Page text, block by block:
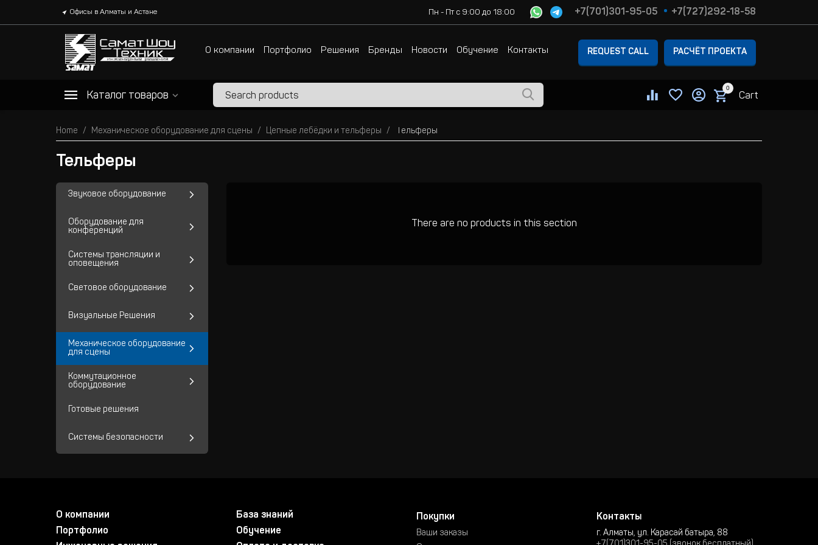
Офисы в Алматы и Астане Пн - Пт с 9:00 до 18:00 +7(701)301-95-05 +7(727)292-18-58
О компании Портфолио Решения Бренды Новости Обучение Контакты REQUEST CALL РАСЧЁТ ПРОЕКТА
Каталог товаров
0
Cart
Home Механическое оборудование для сцены Цепные лебёдки и тельферы Тельферы
Тельферы
There are no products in this section
Звуковое оборудование
Оборудование для
конференций
Системы трансляции и
оповещения
Световое оборудование
Визуальные Решения
Механическое оборудование
для сцены
Коммутационное
оборудование
Готовые решения
Системы безопасности
О компании
Портфолио
База знаний
Обучение
Покупки
Ваши заказы
Контакты
г. Алматы, ул. Карасай батыра, 88